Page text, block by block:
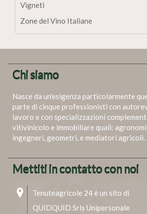
Vigneti
Zone del Vino Italiane
Chi siamo
Nasce da un'esigenza particolarmente
parte di cinque professionisti con
lavoro e con specializzazioni
vitivinicolo e immobiliare quali:
ingegneri, geometri, e mediatori agricoli.
Mettiti in contatto con noi
Tenuteagricole 24 è un sito di
QUIDQUID Srls Unipersonale